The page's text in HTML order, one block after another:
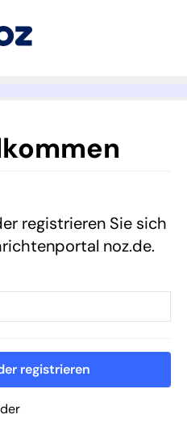
registrieren Sie sich
noz.de.
registrieren